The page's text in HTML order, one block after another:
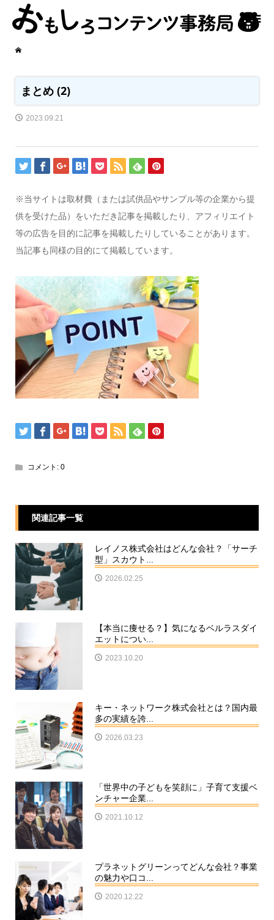
まとめ (2)
2023.09.21
※当サイトは取材費（または試供品やサンプル等の企業から提
供を受けた品）をいただき記事を掲載したり、アフィリエイト
等の広告を目的に記事を掲載したりしていることがあります。
当記事も同様の目的にて掲載しています。
コメント: 0
関連記事一覧
レイノス株式会社はどんな会社？「サーチ
型」スカウト...
2026.02.25
【本当に痩せる？】気になるベルラスダイ
エットについ...
2023.10.20
キー・ネットワーク株式会社とは？国内最
多の実績を誇...
2026.03.23
「世界中の子どもを笑顔に」子育て支援ベ
ンチャー企業...
2021.10.12
プラネットグリーンってどんな会社？事業
の魅力や口コ...
2020.12.22